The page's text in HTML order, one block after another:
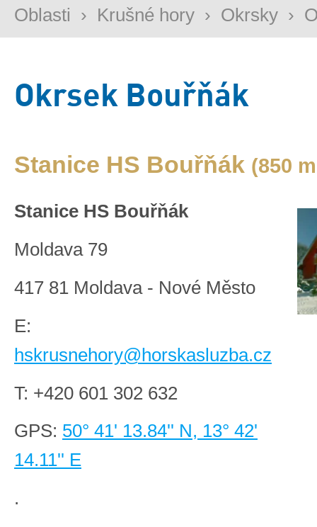
Oblasti › Krušné hory › Okrsky ›
Okrsek Bouřňák
Stanice HS Bouřňák (850
Stanice HS Bouřňák
Moldava 79
417 81 Moldava - Nové Město
E:
hskrusnehory@horskasluzba.cz
T: +420 601 302 632
GPS: 50° 41' 13.84'' N, 13° 42'
14.11'' E
.